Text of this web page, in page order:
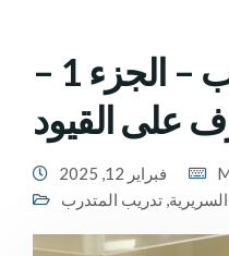
تدريب المتدرب – الجزء 1 –
على القيود
فبراير 12, 2025
, تدريب المتدرب